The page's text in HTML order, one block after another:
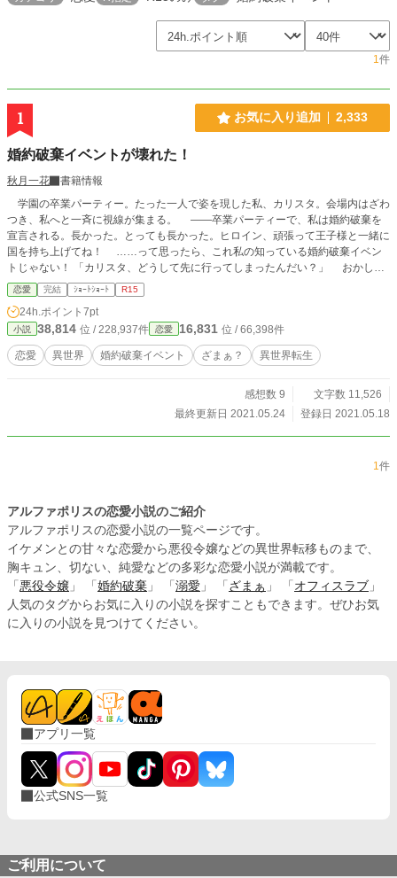
1件
1 お気に入り追加 2,333
婚約破棄イベントが壊れた！
秋月一花
書籍情報
学園の卒業パーティー。たった一人で姿を現した私、カリスタ。会場内はざわ
つき、私へと一斉に視線が集まる。 ――卒業パーティーで、私は婚約破棄を
宣言される。長かった。とっても長かった。ヒロイン、頑張って王子様と一緒に
国を持ち上げてね！ ……って思ったら、これ私の知っている婚約破棄イベン
トじゃない！ 「カリスタ、どうして先に行ってしまったんだい？」 おかし
い、おかしい。絶対におかしい！ 国外追放されて平民として生きるつもりだ
ったのに！ このままだと私が王妃になってしまう！ どうしてそうなった、ヒ
恋愛 完結 ｼｮｰﾄｼｮｰﾄ R15
24h.ポイント 7pt
小説 38,814 位 / 228,937件 恋愛 16,831 位 / 66,398件
恋愛 異世界 婚約破棄イベント ざまぁ？ 異世界転生
感想数 9
文字数 11,526
最終更新日 2021.05.24
登録日 2021.05.18
1件
アルファポリスの恋愛小説のご紹介
アルファポリスの恋愛小説の一覧ページです。
イケメンとの甘々な恋愛から悪役令嬢などの異世界転移ものまで、
胸キュン、切ない、純愛などの多彩な恋愛小説が満載です。
「 悪役令嬢 」 「 婚約破棄 」 「 溺愛 」 「 ざまぁ 」 「 オフィスラブ 」
人気のタグからお気に入りの小説を探すこともできます。ぜひお気
に入りの小説を見つけてください。
アプリ一覧
公式SNS一覧
ご利用について